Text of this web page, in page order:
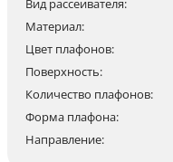
Вид рассеивателя:
Материал:
Цвет плафонов:
Поверхность:
Количество плафонов:
Форма плафона:
Направление: